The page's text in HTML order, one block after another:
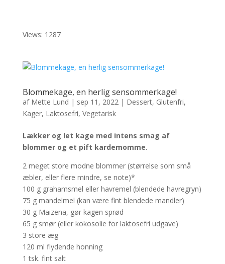
Views: 1287
Blommekage, en herlig sensommerkage!
af Mette Lund | sep 11, 2022| Dessert, Glutenfri,
Kager, Laktosefri, Vegetarisk
Lækker og let kage med intens smag af
blommer og et pift kardemomme.
2 meget store modne blommer (størrelse som små
æbler, eller flere mindre, se note)*
100 g grahamsmel eller havremel (blendede havregryn)
75 g mandelmel (kan være fint blendede mandler)
30 g Maizena, gør kagen sprød
65 g smør (eller kokosolie for laktosefri udgave)
3 store æg
120 ml flydende honning
1 tsk. fint salt